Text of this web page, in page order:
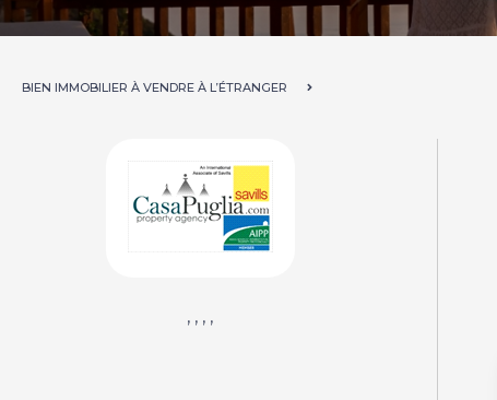
BIEN IMMOBILIER À VENDRE À L’ÉTRANGER
, , , ,